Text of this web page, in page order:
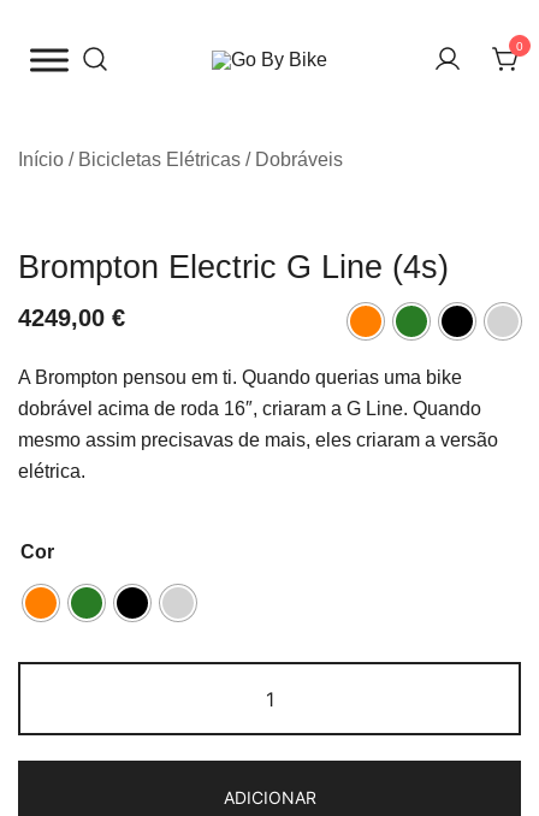
para
0
Início / Bicicletas Elétricas / Dobráveis
Brompton Electric G Line (4s)
4249,00 €
A Brompton pensou em ti. Quando querias uma bike
dobrável acima de roda 16″, criaram a G Line. Quando
mesmo assim precisavas de mais, eles criaram a versão
elétrica.
Cor
de
Brompton
G
ADICIONAR